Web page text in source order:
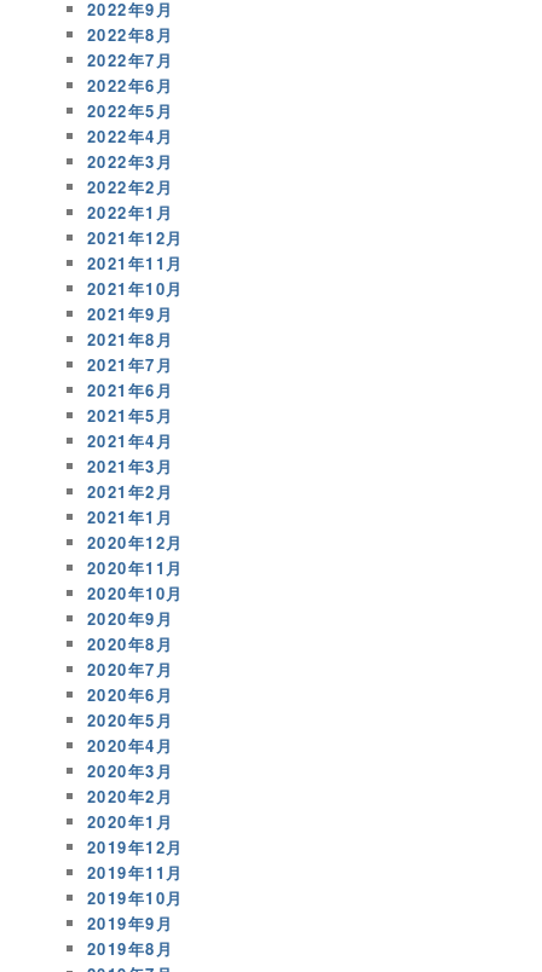
2022年9月
2022年8月
2022年7月
2022年6月
2022年5月
2022年4月
2022年3月
2022年2月
2022年1月
2021年12月
2021年11月
2021年10月
2021年9月
2021年8月
2021年7月
2021年6月
2021年5月
2021年4月
2021年3月
2021年2月
2021年1月
2020年12月
2020年11月
2020年10月
2020年9月
2020年8月
2020年7月
2020年6月
2020年5月
2020年4月
2020年3月
2020年2月
2020年1月
2019年12月
2019年11月
2019年10月
2019年9月
2019年8月